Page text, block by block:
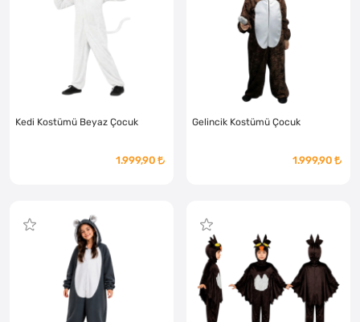
Kedi Kostümü Beyaz Çocuk
1.999,90
Gelincik Kostümü Çocuk
1.999,90